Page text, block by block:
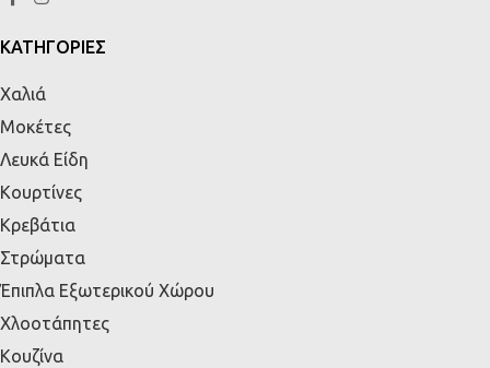
ΚΑΤΗΓΟΡΙΕΣ
Χαλιά
Μοκέτες
Λευκά Είδη
Κουρτίνες
Κρεβάτια
Στρώματα
Έπιπλα Εξωτερικού Χώρου
Χλοοτάπητες
Κουζίνα